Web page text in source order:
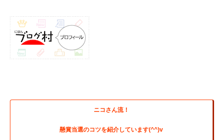
ニコさん流！
懸賞当選のコツを紹介しています(^^)v